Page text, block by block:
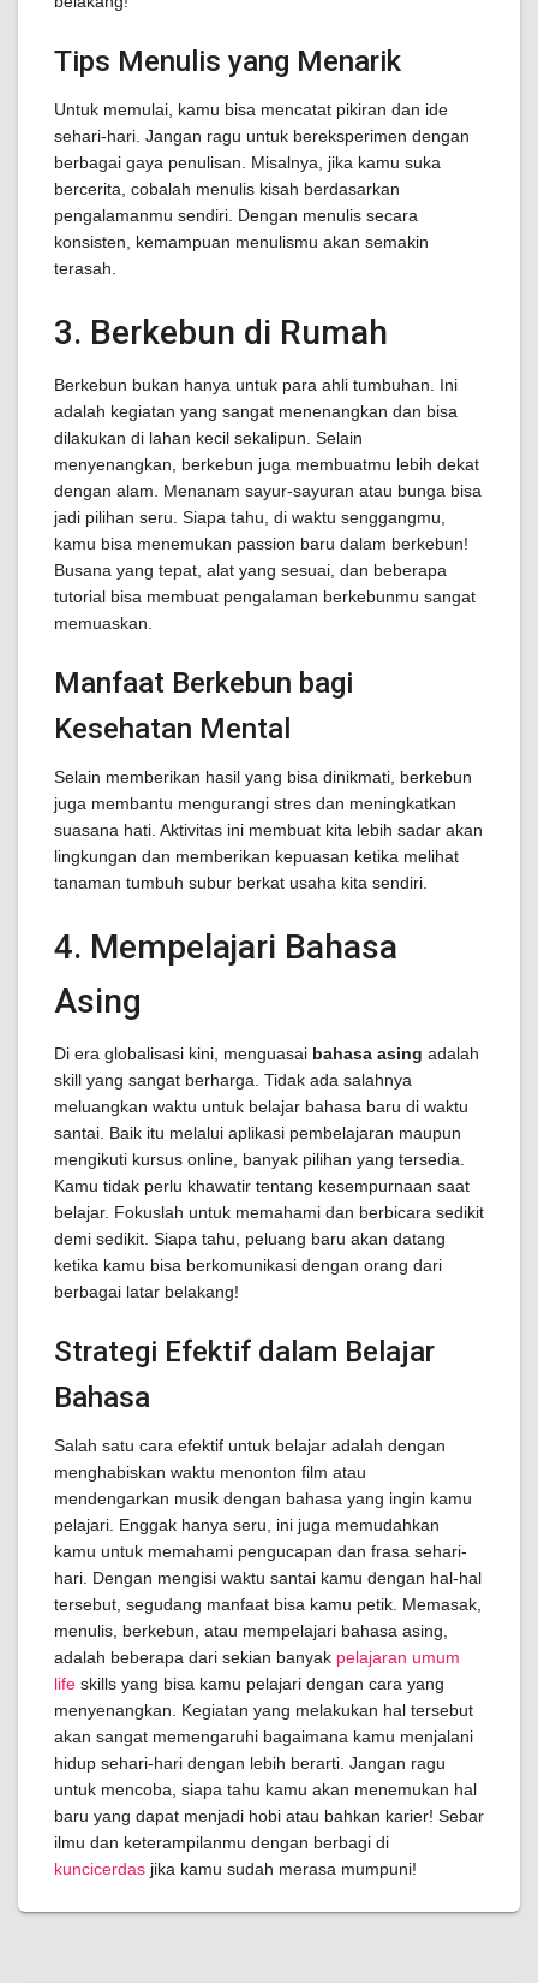
Tips Menulis yang Menarik
Untuk memulai, kamu bisa mencatat pikiran dan ide
sehari-hari. Jangan ragu untuk bereksperimen dengan
berbagai gaya penulisan. Misalnya, jika kamu suka
bercerita, cobalah menulis kisah berdasarkan
pengalamanmu sendiri. Dengan menulis secara
konsisten, kemampuan menulismu akan semakin
terasah.
3. Berkebun di Rumah
Berkebun bukan hanya untuk para ahli tumbuhan. Ini
adalah kegiatan yang sangat menenangkan dan bisa
dilakukan di lahan kecil sekalipun. Selain
menyenangkan, berkebun juga membuatmu lebih dekat
dengan alam. Menanam sayur-sayuran atau bunga bisa
jadi pilihan seru. Siapa tahu, di waktu senggangmu,
kamu bisa menemukan passion baru dalam berkebun!
Busana yang tepat, alat yang sesuai, dan beberapa
tutorial bisa membuat pengalaman berkebunmu sangat
memuaskan.
Manfaat Berkebun bagi
Kesehatan Mental
Selain memberikan hasil yang bisa dinikmati, berkebun
juga membantu mengurangi stres dan meningkatkan
suasana hati. Aktivitas ini membuat kita lebih sadar akan
lingkungan dan memberikan kepuasan ketika melihat
tanaman tumbuh subur berkat usaha kita sendiri.
4. Mempelajari Bahasa
Asing
Di era globalisasi kini, menguasai bahasa asing adalah
skill yang sangat berharga. Tidak ada salahnya
meluangkan waktu untuk belajar bahasa baru di waktu
santai. Baik itu melalui aplikasi pembelajaran maupun
mengikuti kursus online, banyak pilihan yang tersedia.
Kamu tidak perlu khawatir tentang kesempurnaan saat
belajar. Fokuslah untuk memahami dan berbicara sedikit
demi sedikit. Siapa tahu, peluang baru akan datang
ketika kamu bisa berkomunikasi dengan orang dari
berbagai latar belakang!
Strategi Efektif dalam Belajar
Bahasa
Salah satu cara efektif untuk belajar adalah dengan
menghabiskan waktu menonton film atau
mendengarkan musik dengan bahasa yang ingin kamu
pelajari. Enggak hanya seru, ini juga memudahkan
kamu untuk memahami pengucapan dan frasa sehari-
hari. Dengan mengisi waktu santai kamu dengan hal-hal
tersebut, segudang manfaat bisa kamu petik. Memasak,
menulis, berkebun, atau mempelajari bahasa asing,
adalah beberapa dari sekian banyak pelajaran umum
life skills yang bisa kamu pelajari dengan cara yang
menyenangkan. Kegiatan yang melakukan hal tersebut
akan sangat memengaruhi bagaimana kamu menjalani
hidup sehari-hari dengan lebih berarti. Jangan ragu
untuk mencoba, siapa tahu kamu akan menemukan hal
baru yang dapat menjadi hobi atau bahkan karier! Sebar
ilmu dan keterampilanmu dengan berbagi di
kuncicerdas jika kamu sudah merasa mumpuni!